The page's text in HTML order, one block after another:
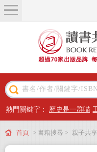
關於我們
近期新書
主題閱讀
出版專區
會員專屬
熱門關鍵字： 歷史是一群喵
首頁 > 書籍搜尋 > 親子共享